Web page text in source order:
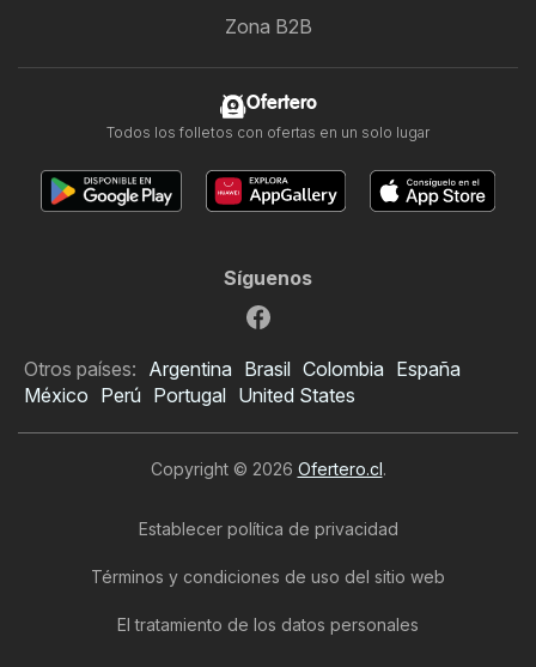
Zona B2B
Ofertero
Todos los folletos con ofertas en un solo lugar
Síguenos
Otros países: Argentina Brasil Colombia España
México Perú Portugal United States
Copyright © 2026 Ofertero.cl.
Establecer política de privacidad
Términos y condiciones de uso del sitio web
El tratamiento de los datos personales